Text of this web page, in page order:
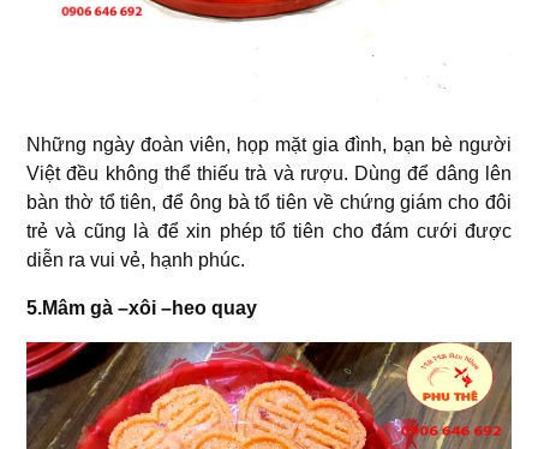
Những ngày đoàn viên, họp mặt gia đình, bạn bè người
Việt đều không thể thiếu trà và rượu. Dùng để dâng lên
bàn thờ tổ tiên, để ông bà tổ tiên về chứng giám cho đôi
trẻ và cũng là để xin phép tổ tiên cho đám cưới được
diễn ra vui vẻ, hạnh phúc.
5.Mâm gà –xôi –heo quay